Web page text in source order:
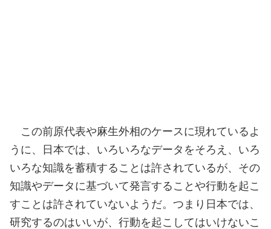
この前原代表や麻生外相のケースに現れているよ
うに、日本では、いろいろなデータをそろえ、いろ
いろな知識を蓄積することは許されているが、その
知識やデータに基づいて発言することや行動を起こ
すことは許されていないようだ。つまり日本では、
研究するのはいいが、行動を起こしてはいけないこ